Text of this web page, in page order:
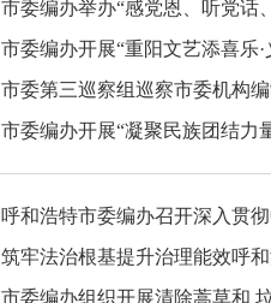
市委编办举办“感党恩、听党
市委编办开展“重阳文艺添喜乐
市委第三巡察组巡察市委机构
市委编办开展“凝聚民族团结力
呼和浩特市委编办召开深入贯
筑牢法治根基提升治理能效呼
市委编办组织开展清除蒿草和